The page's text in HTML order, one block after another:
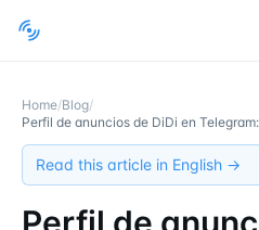
Home/Blog/
Perfil de anuncios de DiDi en
Read this article in English →